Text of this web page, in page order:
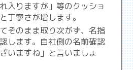
入りますが」等のクッショ
丁寧さが増します。
そのまま取り次がず、名指
します。自社側の名前確認
いますね」と言いましょ